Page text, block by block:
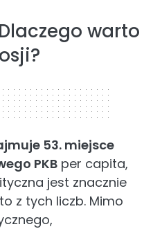
warto
53. miejsce
PKB per capita,
jest znacznie
z tych liczb. Mimo